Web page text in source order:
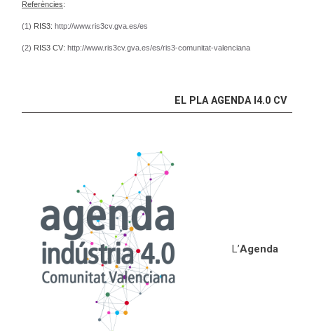
Referències:
(1) RIS3: http://www.ris3cv.gva.es/es
(2) RIS3 CV: http://www.ris3cv.gva.es/es/ris3-comunitat-valenciana
EL PLA AGENDA I4.0 CV
L’Agenda